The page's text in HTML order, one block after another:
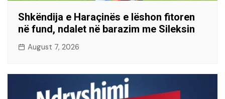
Shkëndija e Haraçinës e lëshon fitoren
në fund, ndalet në barazim me Sileksin
August 7, 2026